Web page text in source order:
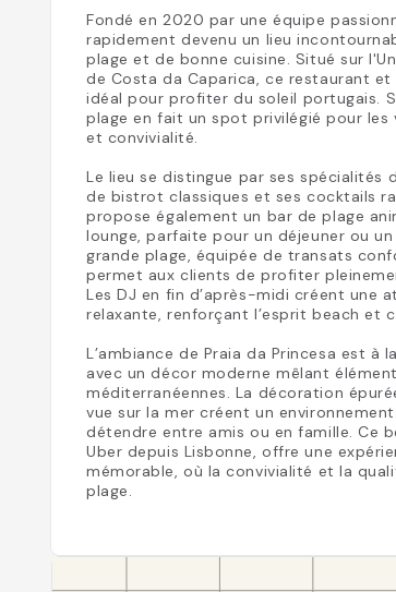
Fondé en 2020 par une équipe
rapidement devenu un lieu
plage et de bonne cuisine. Situé sur
de Costa da Caparica, ce restaurant
idéal pour profiter du soleil portugais.
plage en fait un spot privilégié pour
et convivialité.
Le lieu se distingue par ses spécialités
de bistrot classiques et ses cocktails
propose également un bar de plage
lounge, parfaite pour un déjeuner ou
grande plage, équipée de transats
permet aux clients de profiter
Les DJ en fin d’après-midi créent une
relaxante, renforçant l’esprit beach et
L’ambiance de Praia da Princesa est
avec un décor moderne mêlant
méditerranéennes. La décoration
vue sur la mer créent un
détendre entre amis ou en famille. Ce
Uber depuis Lisbonne, offre une
mémorable, où la convivialité et la
plage.